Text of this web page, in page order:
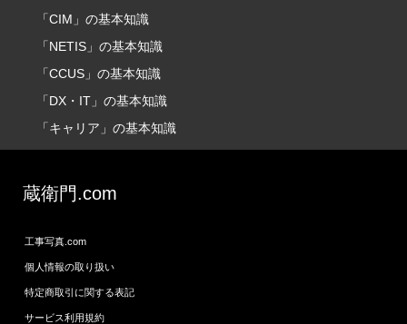
「CIM」の基本知識
「NETIS」の基本知識
「CCUS」の基本知識
「DX・IT」の基本知識
「キャリア」の基本知識
蔵衛門.com
工事写真.com
個人情報の取り扱い
特定商取引に関する表記
サービス利用規約